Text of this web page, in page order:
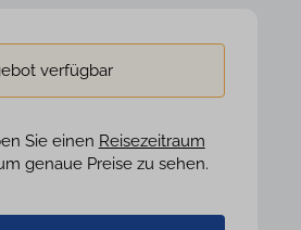
Sie einen Reisezeitraum
genaue Preise zu sehen.